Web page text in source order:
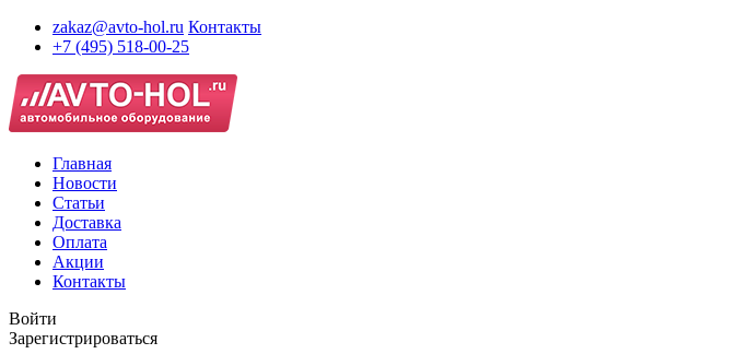
zakaz@avto-hol.ru Контакты
+7 (495) 518-00-25
Главная
Новости
Статьи
Доставка
Оплата
Акции
Контакты
Войти
Зарегистрироваться